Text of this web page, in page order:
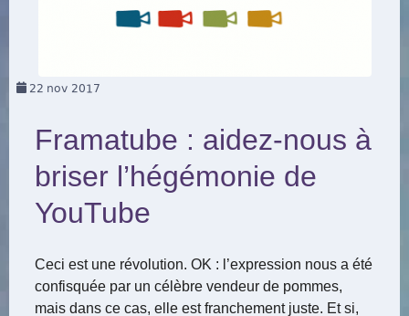
22 nov 2017
Framatube : aidez-nous à
briser l’hégémonie de
YouTube
Ceci est une révolution. OK : l’expression nous a été
confisquée par un célèbre vendeur de pommes,
mais dans ce cas, elle est franchement juste. Et si,